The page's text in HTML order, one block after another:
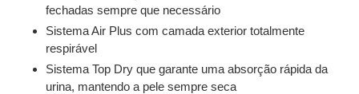
fechadas sempre que necessário
Sistema Air Plus com camada exterior totalmente
respirável
Sistema Top Dry que garante uma absorção rápida da
urina, mantendo a pele sempre seca